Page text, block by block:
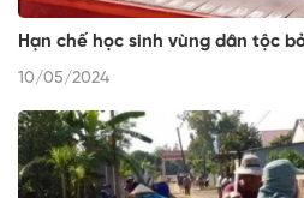
Hạn chế học sinh vùng dân tộc
10/05/2024